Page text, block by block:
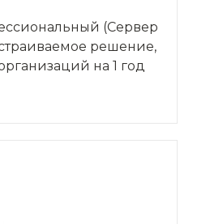
(Сервер
решение,
на 1 год